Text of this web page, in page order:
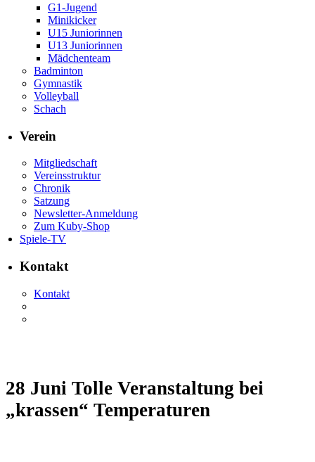
G1-Jugend
Minikicker
U15 Juniorinnen
U13 Juniorinnen
Mädchenteam
Badminton
Gymnastik
Volleyball
Schach
Verein
Mitgliedschaft
Vereinsstruktur
Chronik
Satzung
Newsletter-Anmeldung
Zum Kuby-Shop
Spiele-TV
Kontakt
Kontakt
28 Juni Tolle Veranstaltung bei
„krassen“ Temperaturen